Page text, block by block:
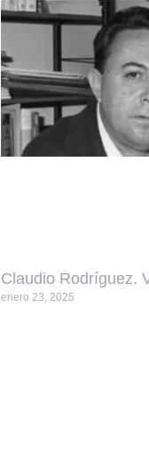
Claudio Rodríguez.
enero 23, 2025